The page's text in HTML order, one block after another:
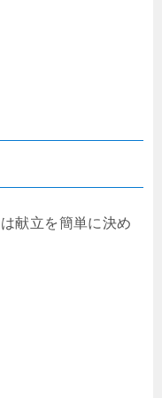
献立を簡単に決め